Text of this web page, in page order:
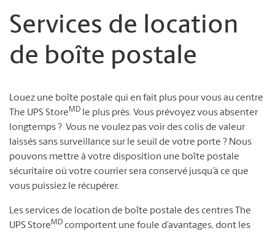
Services de location
de boîte postale
Louez une boîte postale qui en fait plus pour vous au centre
The UPS StoreMD
le plus près. Vous prévoyez vous absenter
longtemps ? Vous ne voulez pas voir des colis de valeur
laissés sans surveillance sur le seuil de votre porte ? Nous
pouvons mettre à votre disposition une boîte postale
sécuritaire où votre courrier sera conservé jusqu’à ce que
vous puissiez le récupérer.
Les services de location de boîte postale des centres The
UPS StoreMD comportent une foule d’avantages, dont les